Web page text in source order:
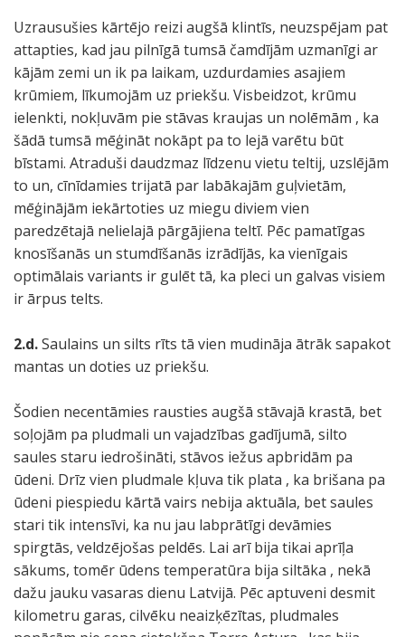
Uzrausušies kārtējo reizi augšā klintīs, neuzspējam pat
attapties, kad jau pilnīgā tumsā čamdījām uzmanīgi ar
kājām zemi un ik pa laikam, uzdurdamies asajiem
krūmiem, līkumojām uz priekšu. Visbeidzot, krūmu
ielenkti, nokļuvām pie stāvas kraujas un nolēmām , ka
šādā tumsā mēģināt nokāpt pa to lejā varētu būt
bīstami. Atraduši daudzmaz līdzenu vietu teltij, uzslējām
to un, cīnīdamies trijatā par labākajām guļvietām,
mēģinājām iekārtoties uz miegu diviem vien
paredzētajā nelielajā pārgājiena teltī. Pēc pamatīgas
knosīšanās un stumdīšanās izrādījās, ka vienīgais
optimālais variants ir gulēt tā, ka pleci un galvas visiem
ir ārpus telts.
2.d.Saulains un silts rīts tā vien mudināja ātrāk sapakot
mantas un doties uz priekšu.
Šodien necentāmies rausties augšā stāvajā krastā, bet
soļojām pa pludmali un vajadzības gadījumā, silto
saules staru iedrošināti, stāvos iežus apbridām pa
ūdeni. Drīz vien pludmale kļuva tik plata , ka brišana pa
ūdeni piespiedu kārtā vairs nebija aktuāla, bet saules
stari tik intensīvi, ka nu jau labprātīgi devāmies
spirgtās, veldzējošas peldēs. Lai arī bija tikai aprīļa
sākums, tomēr ūdens temperatūra bija siltāka , nekā
dažu jauku vasaras dienu Latvijā. Pēc aptuveni desmit
kilometru garas, cilvēku neaizķēzītas, pludmales